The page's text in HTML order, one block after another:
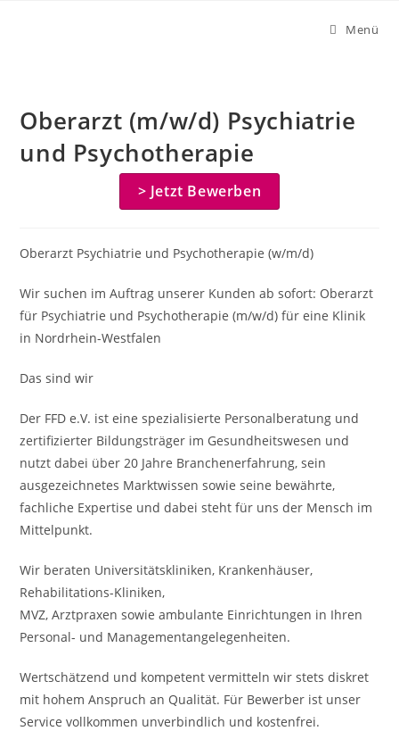
Menü
Oberarzt (m/w/d) Psychiatrie
und Psychotherapie
> Jetzt Bewerben
Oberarzt Psychiatrie und Psychotherapie (w/m/d)
Wir suchen im Auftrag unserer Kunden ab sofort: Oberarzt
für Psychiatrie und Psychotherapie (m/w/d) für eine Klinik
in Nordrhein-Westfalen
Das sind wir
Der FFD e.V. ist eine spezialisierte Personalberatung und
zertifizierter Bildungsträger im Gesundheitswesen und
nutzt dabei über 20 Jahre Branchenerfahrung, sein
ausgezeichnetes Marktwissen sowie seine bewährte,
fachliche Expertise und dabei steht für uns der Mensch im
Mittelpunkt.
Wir beraten Universitätskliniken, Krankenhäuser,
Rehabilitations-Kliniken,
MVZ, Arztpraxen sowie ambulante Einrichtungen in Ihren
Personal- und Managementangelegenheiten.
Wertschätzend und kompetent vermitteln wir stets diskret
mit hohem Anspruch an Qualität. Für Bewerber ist unser
Service vollkommen unverbindlich und kostenfrei.